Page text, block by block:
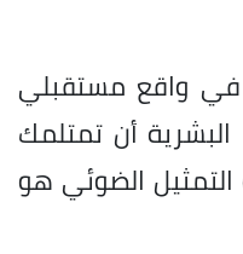
في واقع مستقبلي
أن تمتلمك
الضوئي هو